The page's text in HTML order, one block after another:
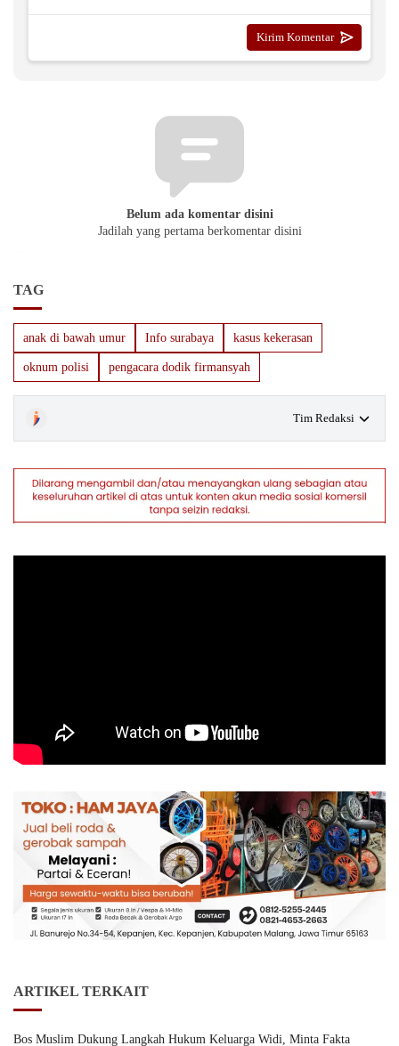
Belum ada komentar disini
Jadilah yang pertama berkomentar disini
TAG
anak di bawah umur Info surabaya kasus kekerasan
oknum polisi pengacara dodik firmansyah
Tim Redaksi
ARTIKEL TERKAIT
Bos Muslim Dukung Langkah Hukum Keluarga Widi, Minta Fakta